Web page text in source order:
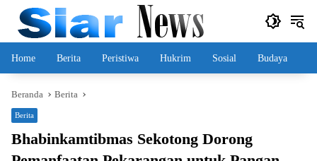
Langsung
konten
Home Berita Peristiwa Hukrim Sosial Budaya
Beranda Berita
Berita
Bhabinkamtibmas Sekotong Dorong